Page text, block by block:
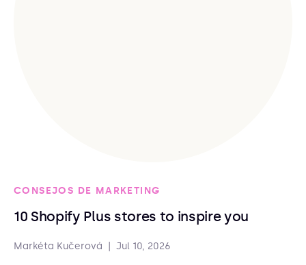
CONSEJOS DE MARKETING
10 Shopify Plus stores to inspire you
Markéta Kučerová Jul 10, 2026